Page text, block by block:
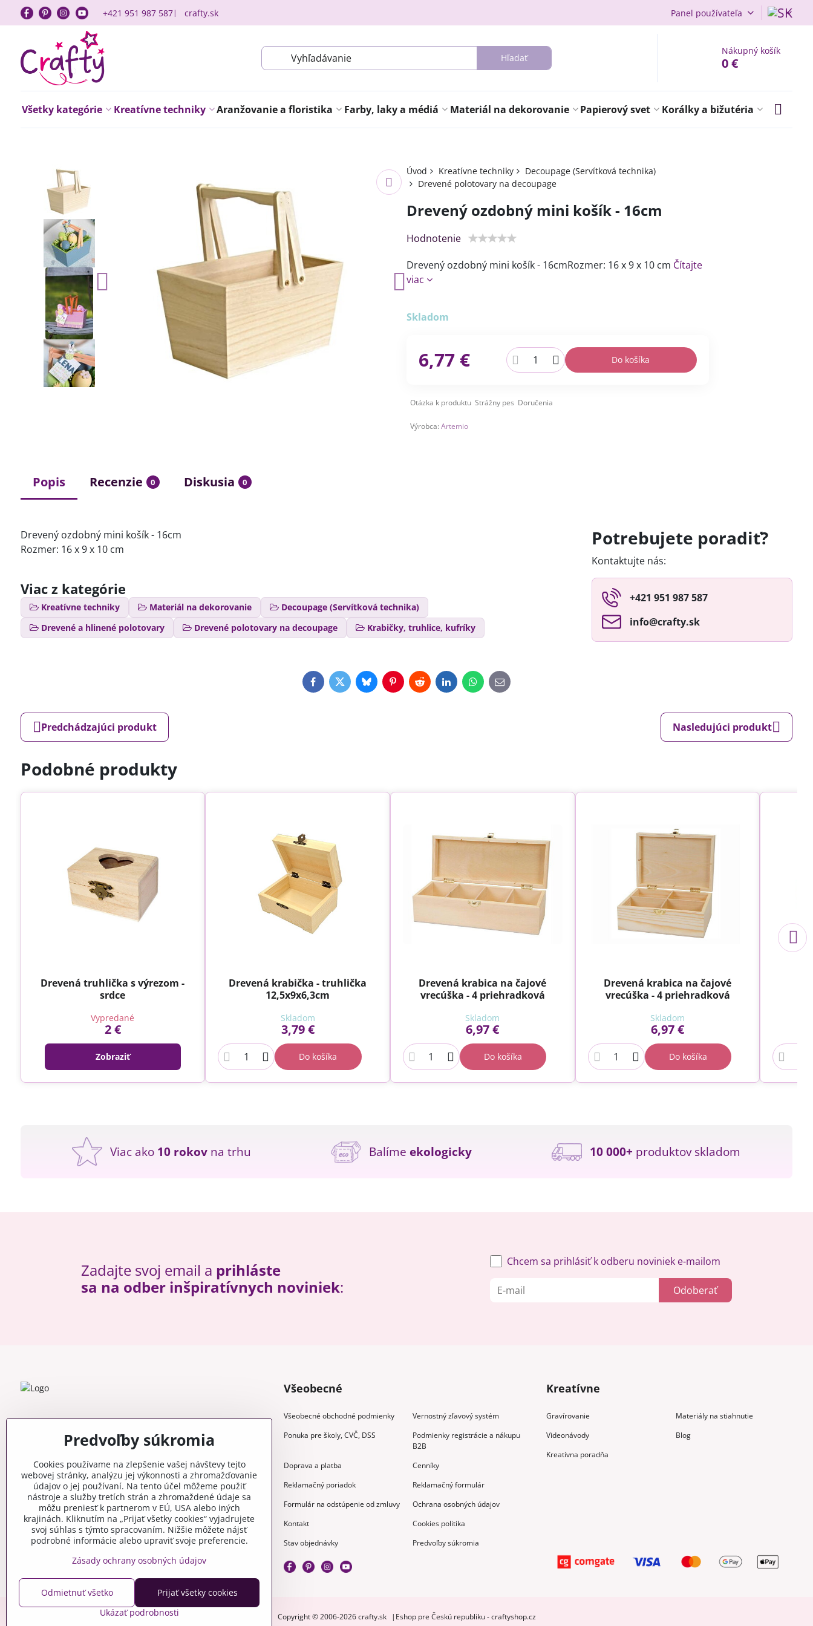
+421 951 987 587 crafty.sk Panel používateľa
Hľadať
Nákupný košík
0 €
Všetky kategórie Kreatívne techniky Aranžovanie a floristika Farby, laky a médiá Materiál na dekorovanie Papierový svet Korálky a bižutéria
Úvod Kreatívne techniky
Decoupage (Servítková technika)
Drevené polotovary na decoupage
Drevený ozdobný mini košík - 16cm
Hodnotenie
Drevený ozdobný mini košík - 16cmRozmer: 16 x 9 x 10 cm Čítajte
viac
Skladom
6,77 € Do košíka
Otázka k produktu Strážny pes Doručenia
Výrobca: Artemio
Popis Recenzie 0 Diskusia 0
Drevený ozdobný mini košík - 16cm
Rozmer: 16 x 9 x 10 cm
Viac z kategórie
Kreatívne techniky Materiál na dekorovanie
Decoupage (Servítková technika)
Drevené a hlinené polotovary
Drevené polotovary na decoupage Krabičky, truhlice, kufríky
Potrebujete poradiť?
Kontaktujte nás:
+421 951 987 587
info​@crafty​.sk
FacebookTwitterBlueskyPinterestRedditLinkedInWhatsApp
E-
mail
Predchádzajúci produkt Nasledujúci produkt
Podobné produkty
Drevená truhlička s výrezom -
srdce
Vypredané
2 €
Zobraziť
Drevená krabička - truhlička
12,5x9x6,3cm
Skladom
3,79 €
Do košíka
Drevená krabica na čajové
vrecúška - 4 priehradková
Skladom
6,97 €
Do košíka
Drevená krabica na čajové
vrecúška - 4 priehradková
Skladom
6,97 €
Do košíka
Viac ako 10 rokov na trhu Balíme ekologicky 10 000+ produktov skladom
Zadajte svoj email a prihláste
sa na odber inšpiratívnych noviniek: Odoberať
Chcem sa prihlásiť k odberu noviniek e-mailom
Všeobecné
Všeobecné obchodné podmienky
Vernostný zľavový systém
Ponuka pre školy, CVČ, DSS
Podmienky registrácie a nákupu
B2B
Doprava a platba
Cenníky
Reklamačný poriadok
Reklamačný formulár
Formulár na odstúpenie od zmluvy
Ochrana osobných údajov
Kontakt
Cookies politika
Stav objednávky
Predvoľby súkromia
Kreatívne
Gravírovanie
Materiály na stiahnutie
Videonávody
Blog
Kreatívna poradňa
Copyright © 2006-2026 crafty.sk Eshop pre Českú republiku - craftyshop.cz
Predvoľby súkromia
Cookies používame na zlepšenie vašej návštevy tejto
webovej stránky, analýzu jej výkonnosti a zhromažďovanie
údajov o jej používaní. Na tento účel môžeme použiť
nástroje a služby tretích strán a zhromaždené údaje sa
môžu preniesť k partnerom v EÚ, USA alebo iných
krajinách. Kliknutím na „Prijať všetky cookies“ vyjadrujete
svoj súhlas s týmto spracovaním. Nižšie môžete nájsť
podrobné informácie alebo upraviť svoje preferencie.
Zásady ochrany osobných údajov
Ukázať podrobnosti
Prijať všetky cookies
Odmietnuť všetko